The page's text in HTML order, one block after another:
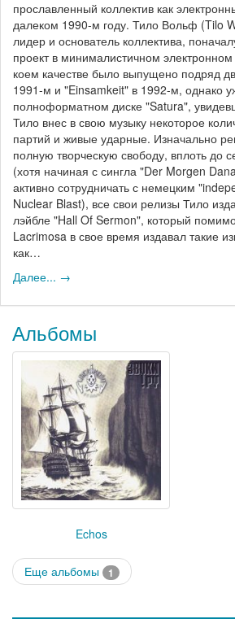
прославленный коллектив как
далеком 1990-м году. Тило Вольф (Tilo
лидер и основатель коллектива,
проект в минималистичном
коем качестве было выпущено подряд
1991-м и "Einsamkeit" в 1992-м, однако
полноформатном диске "Satura",
Тило внес в свою музыку некоторое
партий и живые ударные. Изначально
полную творческую свободу, вплоть до
(хотя начиная с сингла "Der Morgen
активно сотрудничать с немецким
Nuclear Blast), все свои релизы Тило
лэйбле "Hall Of Sermon", который
Lacrimosa в свое время издавал такие
как…
Далее... →
Альбомы
Echos
Еще альбомы 1